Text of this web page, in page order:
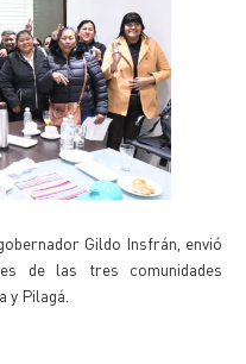
Gildo Insfrán, envió
de las tres comunidades
y Pilagá.